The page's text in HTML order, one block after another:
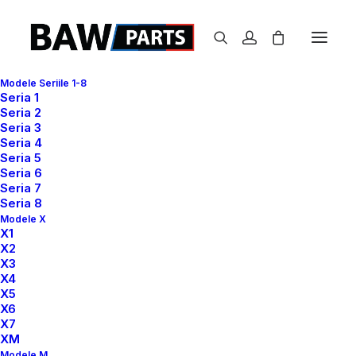
Modele Seriile 1-8
Seria 1
Seria 2
Seria 3
Seria 4
Seria 5
Seria 6
Seria 7
Seria 8
Modele X
X1
X2
X3
X4
X5
X6
X7
XM